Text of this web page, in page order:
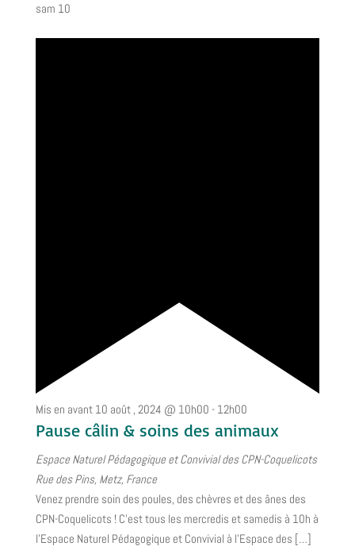
sam 10
Mis en avant 10 août , 2024 @ 10h00 - 12h00
Pause câlin & soins des animaux
Espace Naturel Pédagogique et Convivial des CPN-Coquelicots
Rue des Pins, Metz, France
Venez prendre soin des poules, des chèvres et des ânes des
CPN-Coquelicots ! C’est tous les mercredis et samedis à 10h à
l’Espace Naturel Pédagogique et Convivial à l’Espace des […]